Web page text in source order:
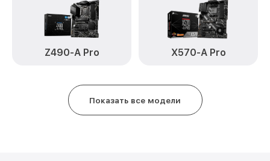
Z490-A Pro X570-A Pro
Показать все модели